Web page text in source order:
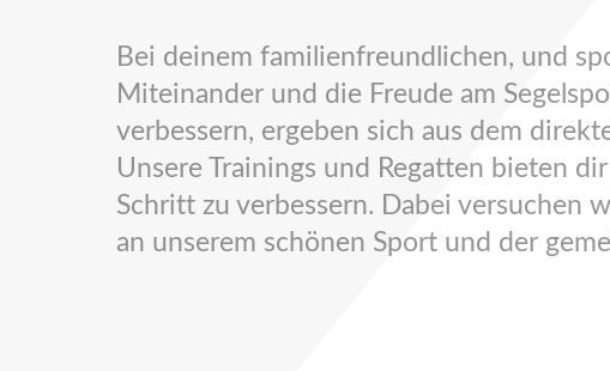
Bei deinem familienfreundlichen, und
Miteinander und die Freude am
verbessern, ergeben sich aus dem
Unsere Trainings und Regatten bieten
Schritt zu verbessern. Dabei versuchen
an unserem schönen Sport und der